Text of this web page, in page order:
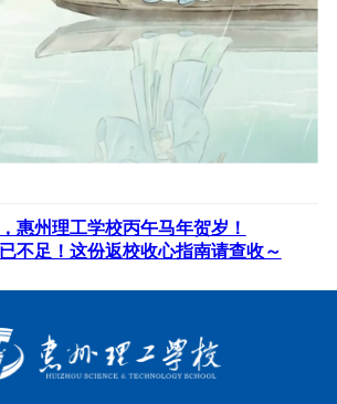
惠州理工学校丙午马年贺岁！
不足！这份返校收心指南请查收～